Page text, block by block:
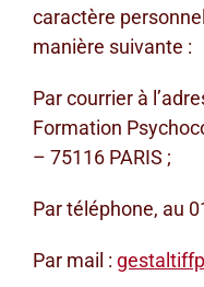
caractère
manière suivante :
Par courrier à
Formation
– 75116 PARIS ;
Par téléphone, au
Par mail :